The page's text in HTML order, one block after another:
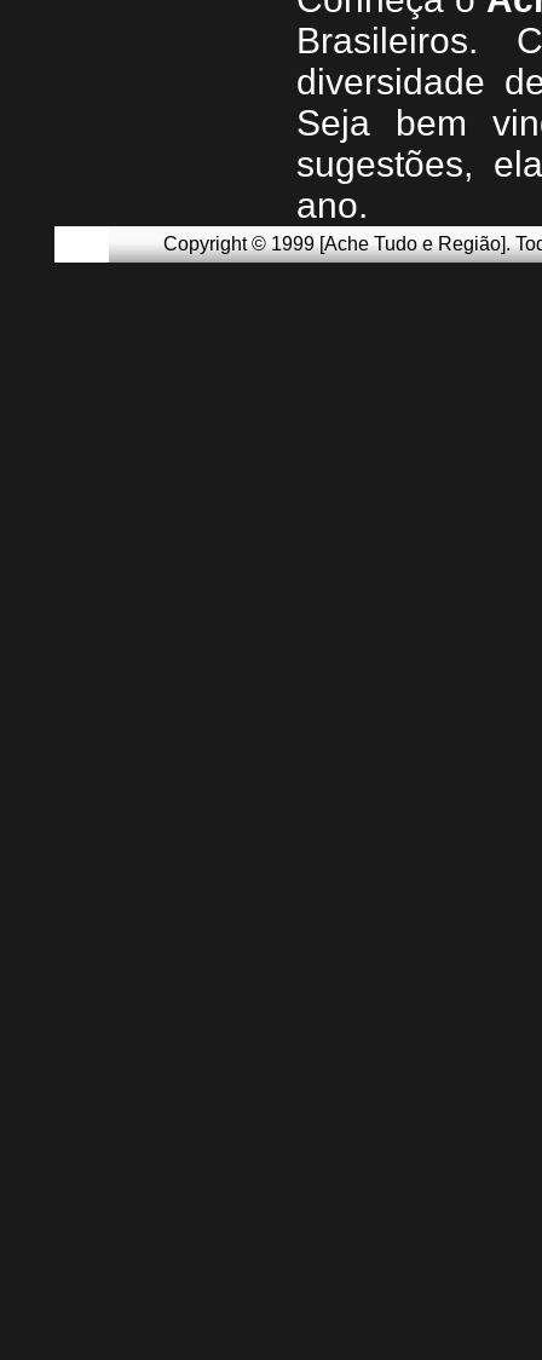
Brasileiros.
diversidade
Seja bem
sugestões,
ano.
Copyright © 1999 [Ache Tudo e Região].